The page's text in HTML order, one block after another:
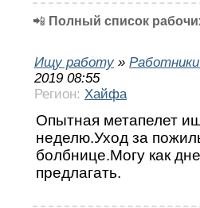
📲 Полный список
Ищу работу »
2019 08:55
Регион: Хайфа
Опытная метапелет
неделю.Уход за
болбнице.Могу как
предлагать.